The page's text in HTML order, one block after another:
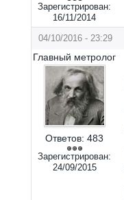
Зарегистрирован:
16/11/2014
04/10/2016 - 23:29
Главный метролог
Ответов: 483
Зарегистрирован:
24/09/2015